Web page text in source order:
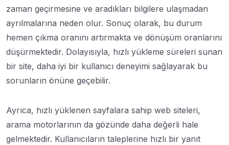
zaman geçirmesine ve aradıkları bilgilere ulaşmadan
ayrılmalarına neden olur. Sonuç olarak, bu durum
hemen çıkma oranını artırmakta ve dönüşüm oranlarını
düşürmektedir. Dolayısıyla, hızlı yükleme süreleri sunan
bir site, daha iyi bir kullanıcı deneyimi sağlayarak bu
sorunların önüne geçebilir.
Ayrıca, hızlı yüklenen sayfalara sahip web siteleri,
arama motorlarının da gözünde daha değerli hale
gelmektedir. Kullanıcıların taleplerine hızlı bir yanıt